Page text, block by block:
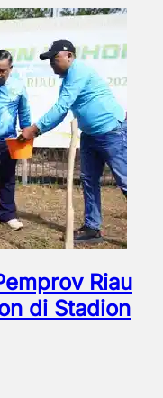
Riau
di Stadion